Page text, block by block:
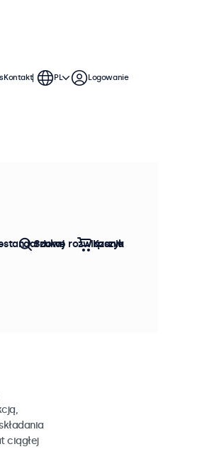
ciągłej
Kontakt PL Logowanie
rozwiązania
Szukaj Koszyk